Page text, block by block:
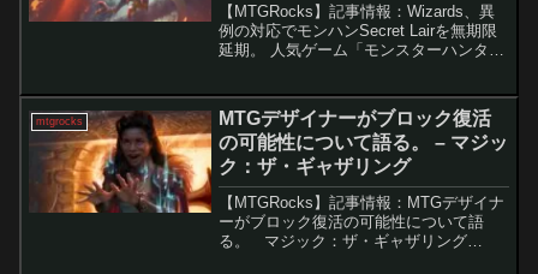
【MTGRocks】記事情報：Wizards、異
例の対応でモンハンSecret Lairを無期限
延期。 人気ゲーム「モンスターハンタ
されていた「Secret La...
mtgrocks
MTGデザイナーがブロック復活
の可能性について語る。 – マジッ
ク：ザ・ギャザリング
【MTGRocks】記事情報：MTGデザイナ
ーがブロック復活の可能性について語
る。 マジック：ザ・ギャザリング